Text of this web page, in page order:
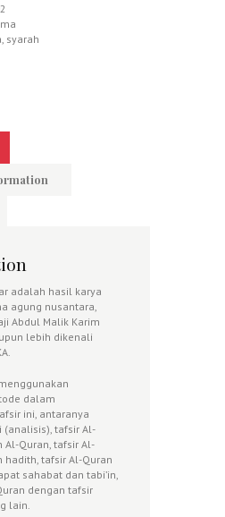
syarah
adalah hasil karya
agung nusantara,
Abdul Malik Karim
lebih dikenali
dalam
ini, antaranya
tafsir Al-
Al-Quran, tafsir Al-
hadith, tafsir Al-Quran
sahabat dan tabi’in,
dengan tafsir
lain.